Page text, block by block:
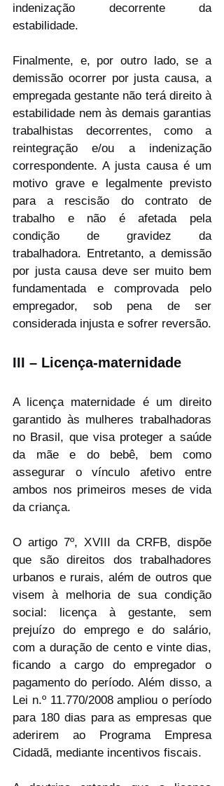
indenização decorrente da
estabilidade.
Finalmente, e, por outro lado, se a
demissão ocorrer por justa causa, a
empregada gestante não terá direito à
estabilidade nem às demais garantias
trabalhistas decorrentes, como a
reintegração e/ou a indenização
correspondente. A justa causa é um
motivo grave e legalmente previsto
para a rescisão do contrato de
trabalho e não é afetada pela
condição de gravidez da
trabalhadora. Entretanto, a demissão
por justa causa deve ser muito bem
fundamentada e comprovada pelo
empregador, sob pena de ser
considerada injusta e sofrer reversão.
III – Licença-maternidade
A licença maternidade é um direito
garantido às mulheres trabalhadoras
no Brasil, que visa proteger a saúde
da mãe e do bebê, bem como
assegurar o vínculo afetivo entre
ambos nos primeiros meses de vida
da criança.
O artigo 7º, XVIII da CRFB, dispõe
que são direitos dos trabalhadores
urbanos e rurais, além de outros que
visem à melhoria de sua condição
social: licença à gestante, sem
prejuízo do emprego e do salário,
ficando a cargo do empregador o
pagamento do período. Além disso, a
Lei n.º 11.770/2008 ampliou o período
para 180 dias para as empresas que
aderirem ao Programa Empresa
Cidadã, mediante incentivos fiscais.